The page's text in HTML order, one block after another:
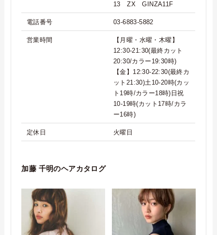
13 ZX GINZA11F
電話番号 03-6883-5882
営業時間
【月曜・水曜・木曜】
12:30-21:30(最終カット
20:30/カラー19:30時)
【金】12:30-22:30(最終カ
ット21:30)土10-20時(カッ
ト19時/カラー18時)日祝
10-19時(カット17時/カラ
ー16時)
定休日 火曜日
加藤 千明のヘアカタログ